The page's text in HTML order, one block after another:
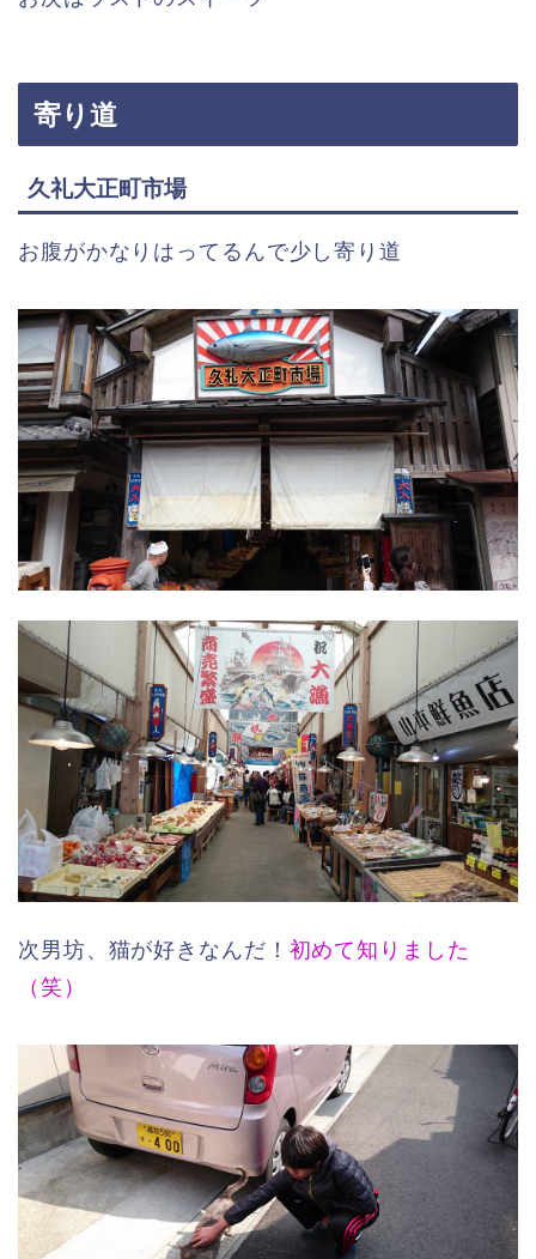
寄り道
久礼大正町市場
お腹がかなりはってるんで少し寄り道
次男坊、猫が好きなんだ！ 初めて知りました
（笑）